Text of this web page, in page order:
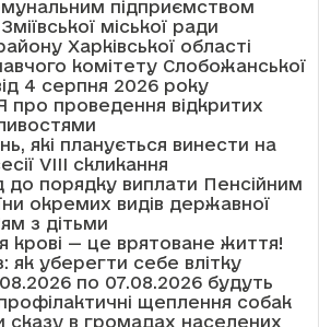
підприємством
міської ради
Харківської області
комітету Слобожанської
4 серпня 2026 року
проведення відкритих
які планується винести на
VІІІ скликання
до порядку виплати Пенсійним
окремих видів державної
з дітьми
крові — це врятоване життя!
як уберегти себе влітку
по 07.08.2026 будуть
щеплення собак
сказу в громадах населених